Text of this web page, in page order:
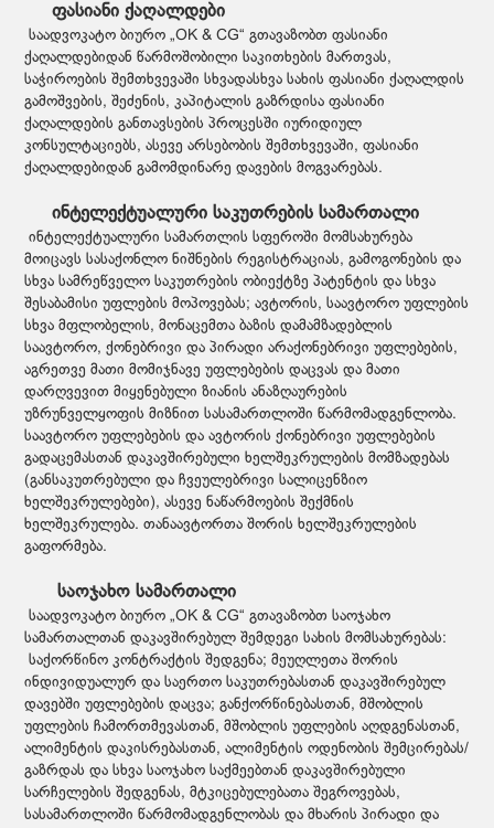
ფასიანი ქაღალდები
საადვოკატო ბიურო „OK & CG“ გთავაზობთ ფასიანი
ქაღალდებიდან წარმოშობილი საკითხების მართვას,
საჭიროების შემთხვევაში სხვადასხვა სახის ფასიანი ქაღალდის
გამოშვების, შეძენის, კაპიტალის გაზრდისა ფასიანი
ქაღალდების განთავსების პროცესში იურიდიულ
კონსულტაციებს, ასევე არსებობის შემთხვევაში, ფასიანი
ქაღალდებიდან გამომდინარე დავების მოგვარებას.
ინტელექტუალური საკუთრების სამართალი
ინტელექტუალური სამართლის სფეროში მომსახურება
მოიცავს სასაქონლო ნიშნების რეგისტრაციას, გამოგონების და
სხვა სამრეწველო საკუთრების ობიექტზე პატენტის და სხვა
შესაბამისი უფლების მოპოვებას; ავტორის, საავტორო უფლების
სხვა მფლობელის, მონაცემთა ბაზის დამამზადებლის
საავტორო, ქონებრივი და პირადი არაქონებრივი უფლებების,
აგრეთვე მათი მომიჯნავე უფლებების დაცვას და მათი
დარღვევით მიყენებული ზიანის ანაზღაურების
უზრუნველყოფის მიზნით სასამართლოში წარმომადგენლობა.
საავტორო უფლებების და ავტორის ქონებრივი უფლებების
გადაცემასთან დაკავშირებული ხელშეკრულების მომზადებას
(განსაკუთრებული და ჩვეულებრივი სალიცენზიო
ხელშეკრულებები), ასევე ნაწარმოების შექმნის
ხელშეკრულება. თანაავტორთა შორის ხელშეკრულების
გაფორმება.
საოჯახო სამართალი
საადვოკატო ბიურო „OK & CG“ გთავაზობთ საოჯახო
სამართალთან დაკავშირებულ შემდეგი სახის მომსახურებას:
საქორწინო კონტრაქტის შედგენა; მეუღლეთა შორის
ინდივიდუალურ და საერთო საკუთრებასთან დაკავშირებულ
დავებში უფლებების დაცვა; განქორწინებასთან, მშობლის
უფლების ჩამორთმევასთან, მშობლის უფლების აღდგენასთან,
ალიმენტის დაკისრებასთან, ალიმენტის ოდენობის შემცირებას/
გაზრდას და სხვა საოჯახო საქმეებთან დაკავშირებული
სარჩელების შედგენას, მტკიცებულებათა შეგროვებას,
სასამართლოში წარმომადგენლობას და მხარის პირადი და